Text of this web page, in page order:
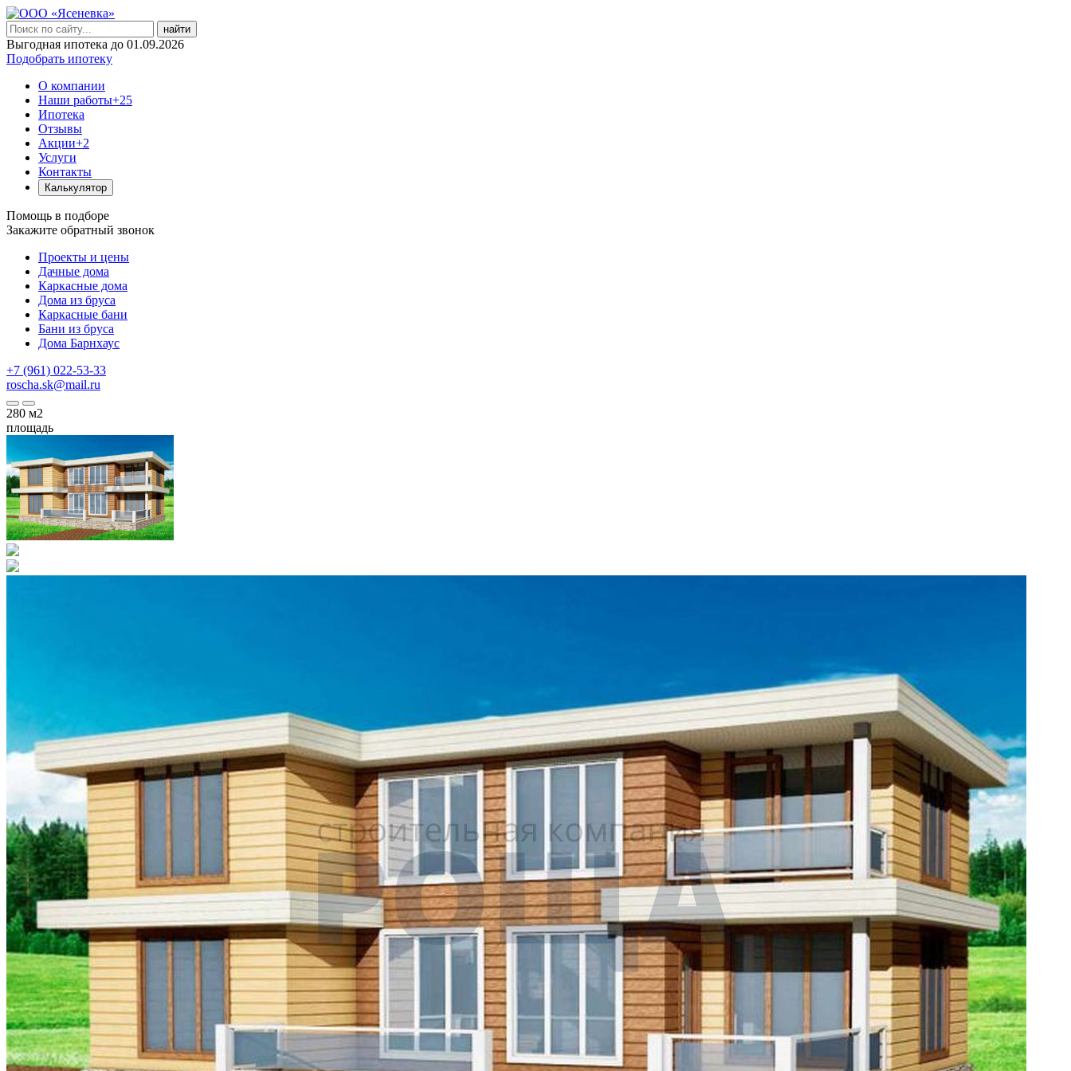
найти
Выгодная ипотека до 01.09.2026
Подобрать ипотеку
О компании
Наши работы+25
Ипотека
Отзывы
Акции+2
Услуги
Контакты
Калькулятор
Помощь в подборе
Закажите обратный звонок
Проекты и цены
Дачные дома
Каркасные дома
Дома из бруса
Каркасные бани
Бани из бруса
Дома Барнхаус
+7 (961) 022-53-33
roscha.sk@mail.ru
280 м2
площадь